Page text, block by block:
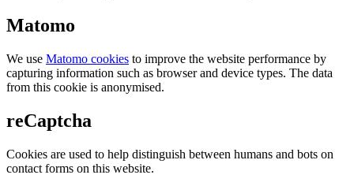
Matomo
We use Matomo cookies to improve the website performance by
capturing information such as browser and device types. The data
from this cookie is anonymised.
reCaptcha
Cookies are used to help distinguish between humans and bots on
contact forms on this website.